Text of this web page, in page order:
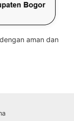
aman dan